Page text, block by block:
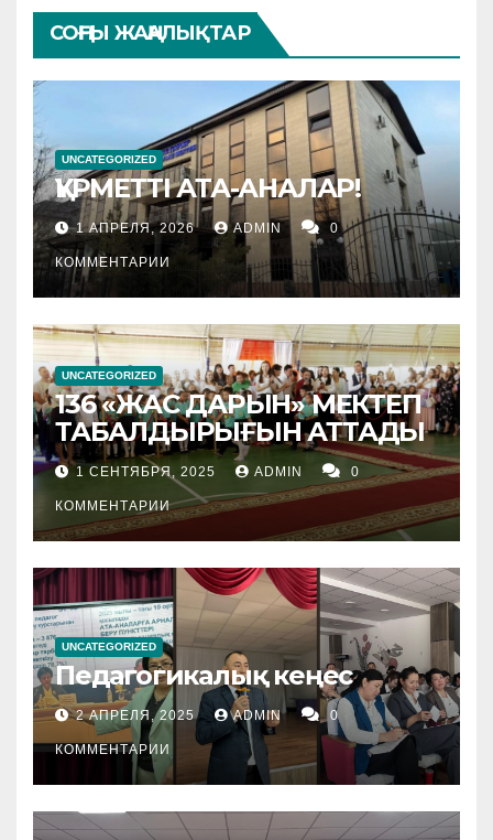
СОҢҒЫ ЖАҢАЛЫҚТАР
UNCATEGORIZED
ҚҰРМЕТТІ АТА-АНАЛАР!
1 АПРЕЛЯ, 2026 ADMIN 0
КОММЕНТАРИИ
UNCATEGORIZED
136 «ЖАС ДАРЫН» МЕКТЕП
ТАБАЛДЫРЫҒЫН АТТАДЫ
1 СЕНТЯБРЯ, 2025 ADMIN 0
КОММЕНТАРИИ
UNCATEGORIZED
Педагогикалық кеңес
2 АПРЕЛЯ, 2025 ADMIN 0
КОММЕНТАРИИ